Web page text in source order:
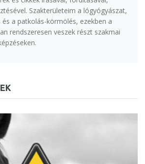
Szakterületeim a lógyógyászat,
a patkolás-körmölés, ezekben a
rendszeresen veszek részt szakmai